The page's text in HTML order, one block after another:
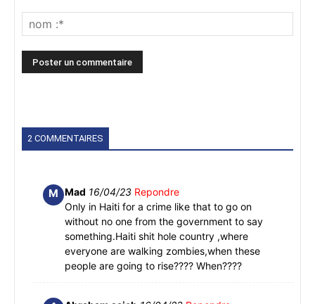
2 COMMENTAIRES
M Mad 16/04/23 Repondre
Only in Haiti for a crime like that to go on
without no one from the government to say
something.Haiti shit hole country ,where
everyone are walking zombies,when these
people are going to rise???? When????